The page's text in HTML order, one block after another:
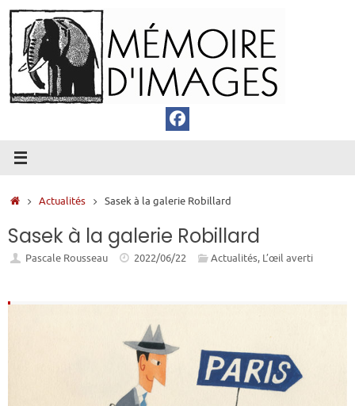
Passer
au
contenu
Accueil
Actualités Sasek à la galerie Robillard
Sasek à la galerie Robillard
Pascale Rousseau 2022/06/22 Actualités, L’œil averti